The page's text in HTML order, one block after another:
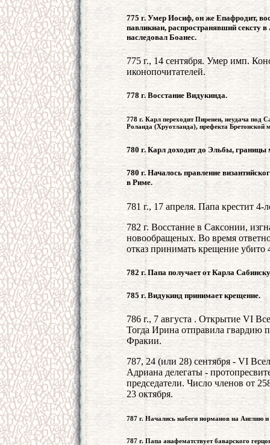
775 г. Умер Иосиф, он же Епафродит,
павликиан, распространявший сексту
наследовал Боанес.
775 г., 14 сентября. Умер имп.
иконопочитателей.
778 г. Восстание Видукинда.
778 г. Карл переходит Пиренеи, неудача под
Роланда (Хруотланда), префекта Бретонской
780 г. Карл доходит до Эльбы,
780 г. Началось правление
в Риме.
781 г., 17 апреля. Папа крестит
782 г. Восстание в Саксонии,
новообращеных. Во время
отказ принимать крещение убито
782 г. Папа получает от Карла
785 г. Видукинд принимает крещение.
786 г., 7 августа . Открытие VI
Тогда Ирина отправила гвардию
Фракии.
787, 24 (или 28) сентября - VI
Адриана делегаты -
председатели. Число членов от
23 октября.
787 г. Начались набеги норманов на Англию
787 г. Папа анафематствует баварского